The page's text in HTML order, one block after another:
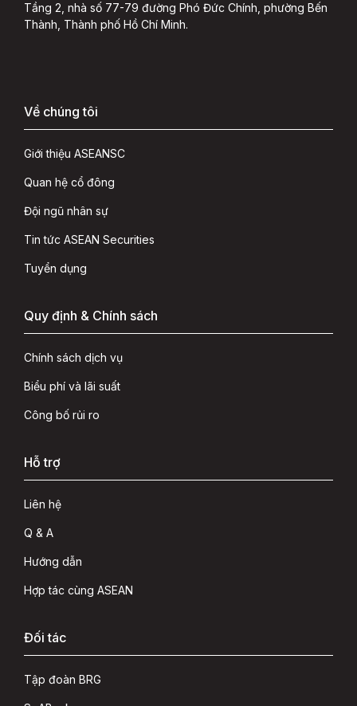
Tầng 2, nhà số 77-79 đường Phó Đức Chính, phường Bến
Thành, Thành phố Hồ Chí Minh.
Về chúng tôi
Giới thiệu ASEANSC
Quan hệ cổ đông
Đội ngũ nhân sự
Tin tức ASEAN Securities
Tuyển dụng
Quy định & Chính sách
Chính sách dịch vụ
Biểu phí và lãi suất
Công bố rủi ro
Hỗ trợ
Liên hệ
Q & A
Hướng dẫn
Hợp tác cùng ASEAN
Đối tác
Tập đoàn BRG